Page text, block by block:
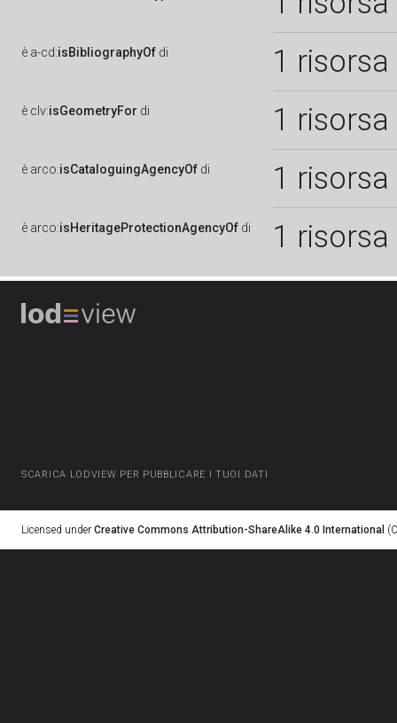
è a-cd:isBibliographyOf di 1 risorsa
è clv:isGeometryFor di 1 risorsa
è arco:isCataloguingAgencyOf di 1 risorsa
è arco:isHeritageProtectionAgencyOf di 1 risorsa
SCARICA LODVIEW PER PUBBLICARE I TUOI DATI
Licensed under Creative Commons Attribution-ShareAlike 4.0 International